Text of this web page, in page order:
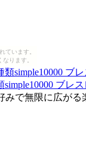
ています。
ります。
ブレス
みで無限に広がる